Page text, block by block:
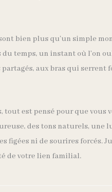
bien plus qu’un simple
du temps, un instant où l’on
partagés, aux bras qui serrent
tout est pensé pour que vous
des tons naturels, une
figées ni de sourires forcés.
de votre lien familial.